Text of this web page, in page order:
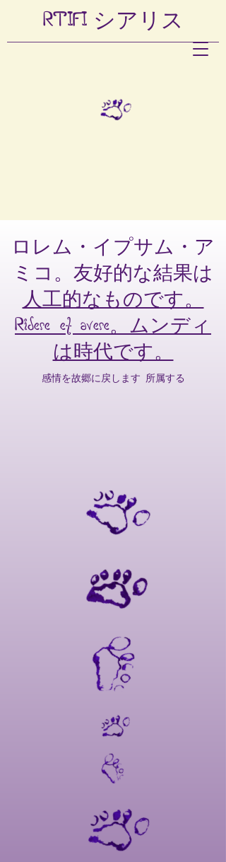
RTIFI シアリス
ロレム・イプサム・ア
ミコ。友好的な結果は
人工的なものです。
Ridere et avere。ムンディ
は時代です。
感情を故郷に戻します 所属する